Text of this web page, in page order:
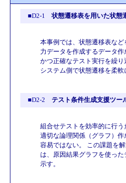
■D2-1 状態遷移表を用いた状態
本事例では、状態遷移表な
力データを作成するデータ
かつ正確なテスト実行を繰
システム側で状態遷移を柔
■D2-2 テスト条件生成支援ツ
組合せテストを効率的に行
適切な論理関係（グラフ）
容易ではない。 この課題を
は、原因結果グラフを使っ
示す。